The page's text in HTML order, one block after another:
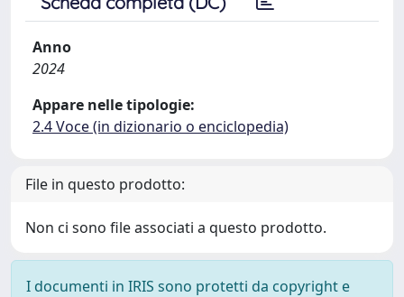
Anno
2024
Appare nelle tipologie:
2.4 Voce (in dizionario o enciclopedia)
File in questo prodotto:
Non ci sono file associati a questo prodotto.
I documenti in IRIS sono protetti da copyright e